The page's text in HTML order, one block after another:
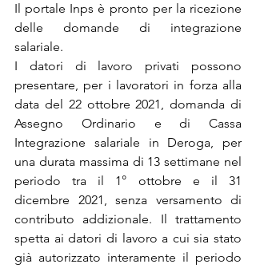
Il portale Inps è pronto per la ricezione
delle domande di integrazione
salariale.
I datori di lavoro privati possono
presentare, per i lavoratori in forza alla
data del 22 ottobre 2021, domanda di
Assegno Ordinario e di Cassa
Integrazione salariale in Deroga, per
una durata massima di 13 settimane nel
periodo tra il 1° ottobre e il 31
dicembre 2021, senza versamento di
contributo addizionale. Il trattamento
spetta ai datori di lavoro a cui sia stato
già autorizzato interamente il periodo